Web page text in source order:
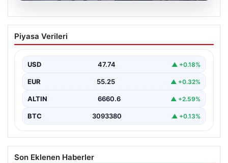
07.08.2026
23. Uluslararası Gümüşlük Müzik
Festivali’nde İngiliz Piyanist Charles
Bodrum'un eşsiz atmosferinde düzenlenen 23.
sanatseverleri büyülemeye…
Piyasa Verileri
USD 47.74 ▲ +0.18%
EUR 55.25 ▲ +0.32%
ALTIN 6660.6 ▲ +2.59%
BTC 3093380 ▲ +0.13%
Son Eklenen Haberler